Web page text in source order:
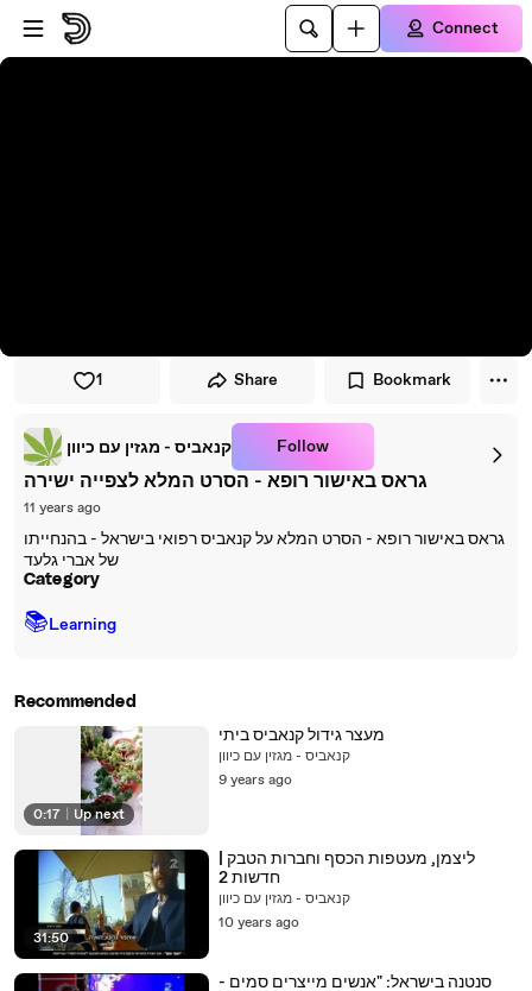
Skip to player
Skip to main content
Connect
1 Share Bookmark
קנאביס - מגזין עם כיוון Follow
גראס באישור רופא - הסרט המלא לצפייה ישירה
11 years ago
גראס באישור רופא - הסרט המלא על קנאביס רפואי בישראל - בהנחייתו
של אברי גלעד
Category
📚Learning
Recommended
0:17 Up next
מעצר גידול קנאביס ביתי
קנאביס - מגזין עם כיוון
9 years ago
31:50
ליצמן, מעטפות הכסף וחברות הטבק |
חדשות 2
קנאביס - מגזין עם כיוון
10 years ago
סנטנה בישראל: "אנשים מייצרים סמים -